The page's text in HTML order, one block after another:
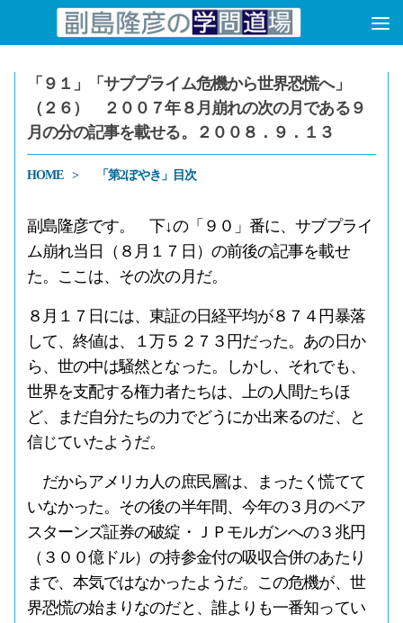
コンテンツへスキップ
「９１」「サブプライム危機から世界恐慌へ」
（２６） ２００７年８月崩れの次の月である９
月の分の記事を載せる。２００８．９．１３
HOME 「第2ぼやき」目次
副島隆彦です。 下↓の「９０」番に、サブプライ
ム崩れ当日（８月１７日）の前後の記事を載せ
た。ここは、その次の月だ。
８月１７日には、東証の日経平均が８７４円暴落
して、終値は、１万５２７３円だった。あの日か
ら、世の中は騒然となった。しかし、それでも、
世界を支配する権力者たちは、上の人間たちほ
ど、まだ自分たちの力でどうにか出来るのだ、と
信じていたようだ。
だからアメリカ人の庶民層は、まったく慌てて
いなかった。その後の半年間、今年の３月のベア
スターンズ証券の破綻・ＪＰモルガンへの３兆円
（３００億ドル）の持参金付の吸収合併のあたり
まで、本気ではなかったようだ。この危機が、世
界恐慌の始まりなのだと、誰よりも一番知ってい